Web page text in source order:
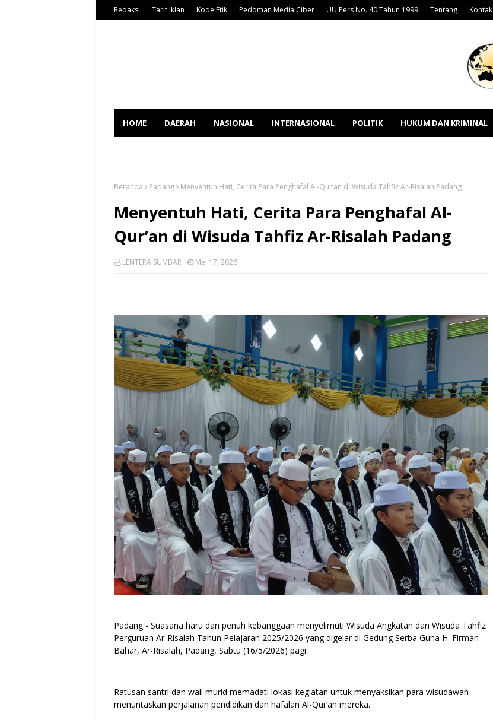
Redaksi Tarif Iklan Kode Etik Pedoman Media Ciber UU Pers No. 40 Tahun 1999 Tentang Kontak
HOME DAERAH NASIONAL INTERNASIONAL POLITIK HUKUM DAN KRIMINAL
Beranda Padang Menyentuh Hati, Cerita Para Penghafal Al-Qur’an di Wisuda Tahfiz Ar-Risalah Padang
Menyentuh Hati, Cerita Para Penghafal Al-
Qur’an di Wisuda Tahfiz Ar-Risalah Padang
LENTERA SUMBAR Mei 17, 2026
Padang - Suasana haru dan penuh kebanggaan menyelimuti Wisuda Angkatan dan Wisuda Tahfiz
Perguruan Ar-Risalah Tahun Pelajaran 2025/2026 yang digelar di Gedung Serba Guna H. Firman
Bahar, Ar-Risalah, Padang, Sabtu (16/5/2026) pagi.
Ratusan santri dan wali murid memadati lokasi kegiatan untuk menyaksikan para wisudawan
menuntaskan perjalanan pendidikan dan hafalan Al-Qur’an mereka.